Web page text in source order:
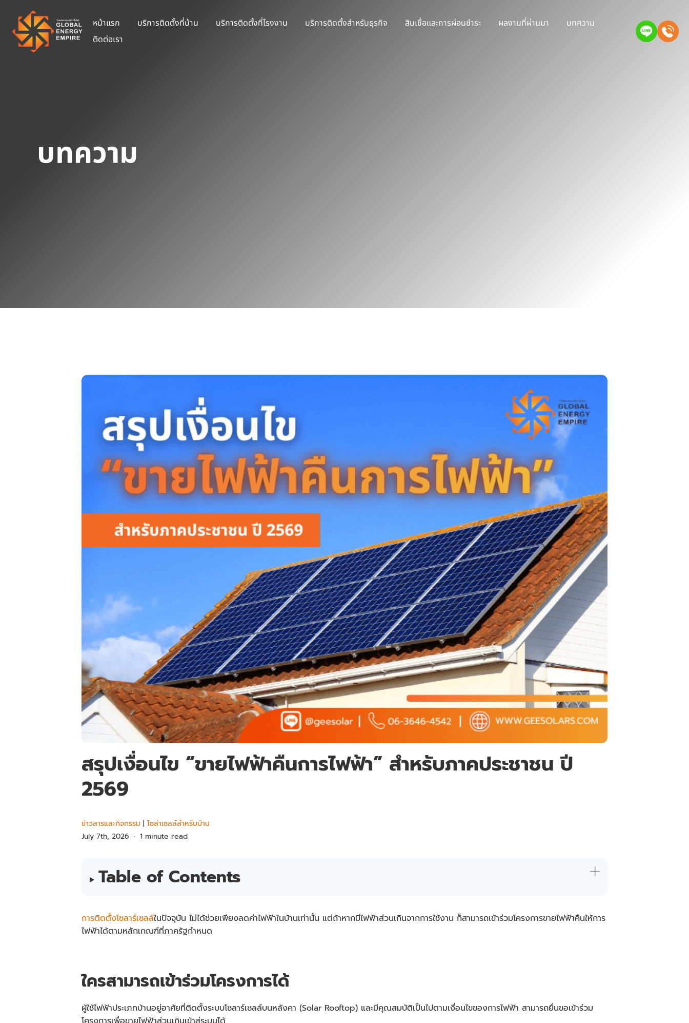
หน้าแรก บริการติดตั้งที่บ้าน บริการติดตั้งที่โรงงาน บริการติดตั้งสำหรับธุรกิจ สินเชื่อและการผ่อนชำระ ผลงานที่ผ่านมา
บทความ
ติดต่อเรา
บทความ
สรุปเงื่อนไข “ขายไฟฟ้าคืนการไฟฟ้า” สำหรับภาคประชาชน ปี
2569
ข่าวสารและกิจกรรม | โซล่าเซลล์สำหรับบ้าน
July 7th, 2026
1 minute read
Table of Contents
การติดตั้งโซลาร์เซลล์ในปัจจุบัน ไม่ได้ช่วยเพียงลดค่าไฟฟ้าในบ้านเท่านั้น แต่ถ้าหากมีไฟฟ้าส่วนเกินจากการใช้งาน ก็สามารถเข้าร่วมโครงการขายไฟฟ้าคืนให้การ
ไฟฟ้าได้ตามหลักเกณฑ์ที่ภาครัฐกำหนด
ใครสามารถเข้าร่วมโครงการได้
ผู้ใช้ไฟฟ้าประเภทบ้านอยู่อาศัยที่ติดตั้งระบบโซลาร์เซลล์บนหลังคา (Solar Rooftop) และมีคุณสมบัติเป็นไปตามเงื่อนไขของการไฟฟ้า สามารถยื่นขอเข้าร่วม